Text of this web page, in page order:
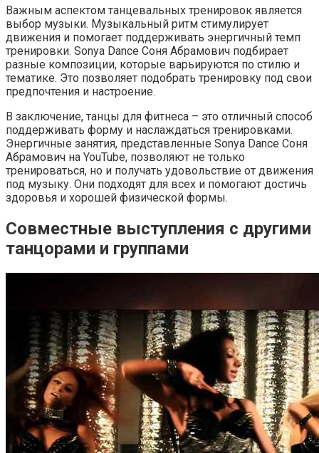
Важным аспектом танцевальных тренировок является
выбор музыки. Музыкальный ритм стимулирует
движения и помогает поддерживать энергичный темп
тренировки. Sonya Dance Соня Абрамович подбирает
разные композиции, которые варьируются по стилю и
тематике. Это позволяет подобрать тренировку под свои
предпочтения и настроение.
В заключение, танцы для фитнеса – это отличный способ
поддерживать форму и наслаждаться тренировками.
Энергичные занятия, представленные Sonya Dance Соня
Абрамович на YouTube, позволяют не только
тренироваться, но и получать удовольствие от движения
под музыку. Они подходят для всех и помогают достичь
здоровья и хорошей физической формы.
Совместные выступления с другими
танцорами и группами